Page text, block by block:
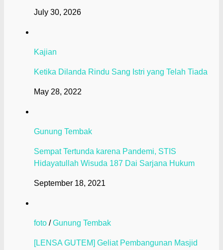
July 30, 2026
Kajian
Ketika Dilanda Rindu Sang Istri yang Telah Tiada
May 28, 2022
Gunung Tembak
Sempat Tertunda karena Pandemi, STIS
Hidayatullah Wisuda 187 Dai Sarjana Hukum
September 18, 2021
foto /Gunung Tembak
[LENSA GUTEM] Geliat Pembangunan Masjid